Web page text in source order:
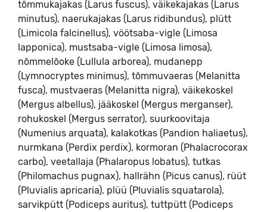
tõmmukajakas (Larus fuscus), väikekajakas (Larus
minutus), naerukajakas (Larus ridibundus), plütt
(Limicola falcinellus), vöötsaba-vigle (Limosa
lapponica), mustsaba-vigle (Limosa limosa),
nõmmelõoke (Lullula arborea), mudanepp
(Lymnocryptes minimus), tõmmuvaeras (Melanitta
fusca), mustvaeras (Melanitta nigra), väikekoskel
(Mergus albellus), jääkoskel (Mergus merganser),
rohukoskel (Mergus serrator), suurkoovitaja
(Numenius arquata), kalakotkas (Pandion haliaetus),
nurmkana (Perdix perdix), kormoran (Phalacrocorax
carbo), veetallaja (Phalaropus lobatus), tutkas
(Philomachus pugnax), hallrähn (Picus canus), rüüt
(Pluvialis apricaria), plüü (Pluvialis squatarola),
sarvikpütt (Podiceps auritus), tuttpütt (Podiceps